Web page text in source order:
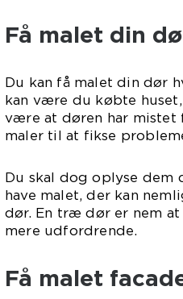
Få malet din
Du kan få malet din dør
kan være du købte
være at døren har mistet
maler til at fikse
Du skal dog oplyse
have malet, der kan
dør. En træ dør er nem
mere udfordrende.
Få malet